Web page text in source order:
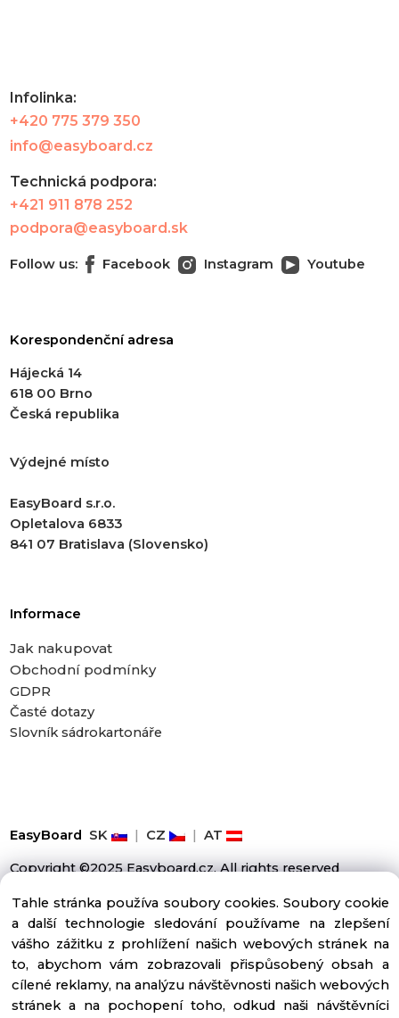
Infolinka:
+420 775 379 350
info@easyboard.cz
Technická podpora:
+421 911 878 252
podpora@easyboard.sk
Follow us: Facebook Instagram Youtube
Korespondenční adresa
Hájecká 14
618 00 Brno
Česká republika
Výdejné místo
EasyBoard s.r.o.
Opletalova 6833
841 07 Bratislava (Slovensko)
Informace
Jak nakupovat
Obchodní podmínky
GDPR
Časté dotazy
Slovník sádrokartonáře
EasyBoard SK | CZ | AT
Copyright ©2025 Easyboard.cz, All rights reserved
Tahle stránka používa soubory cookies. Soubory cookie
a další technologie sledování používame na zlepšení
vášho zážitku z prohlížení našich webových stránek na
to, abychom vám zobrazovali přispůsobený obsah a
cílené reklamy, na analýzu návštěvnosti našich webových
stránek a na pochopení toho, odkud naši návštěvníci